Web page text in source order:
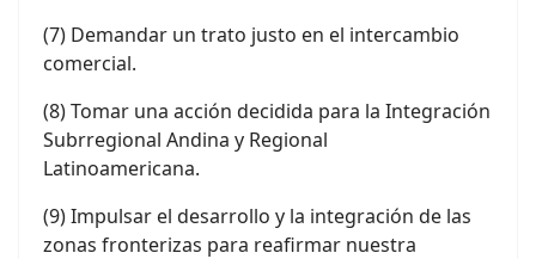
(7) Demandar un trato justo en el intercambio
comercial.
(8) Tomar una acción decidida para la Integración
Subrregional Andina y Regional
Latinoamericana.
(9) Impulsar el desarrollo y la integración de las
zonas fronterizas para reafirmar nuestra